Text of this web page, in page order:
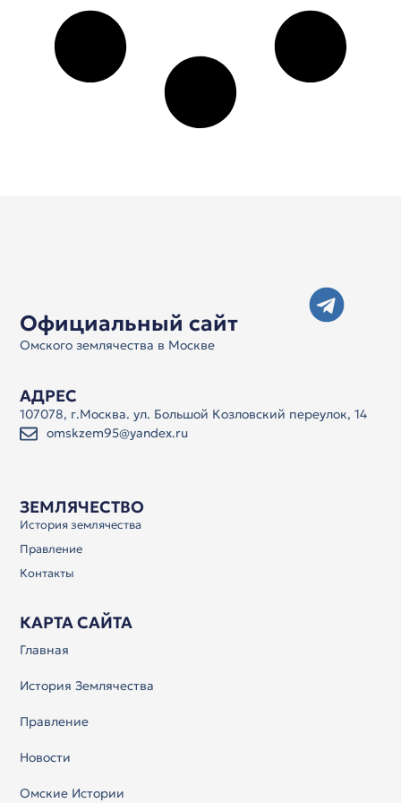
Официальный сайт
Омского землячества в Москве
ЗЕМЛЯЧЕСТВО
История землячества
Правление
Контакты
КАРТА САЙТА
Главная
История Землячества
Правление
Новости
Омские Истории
АДРЕС
107078, г.Москва. ул. Большой Козловский переулок, 14
omskzem95@yandex.ru